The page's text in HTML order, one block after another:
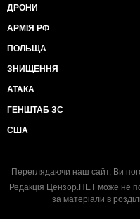
ДРОНИ
АРМІЯ РФ
ПОЛЬЩА
ЗНИЩЕННЯ
АТАКА
ГЕНШТАБ ЗС
США
Переглядаючи наш сайт, Ви
Редакція Цензор.НЕТ може не
за матеріали в